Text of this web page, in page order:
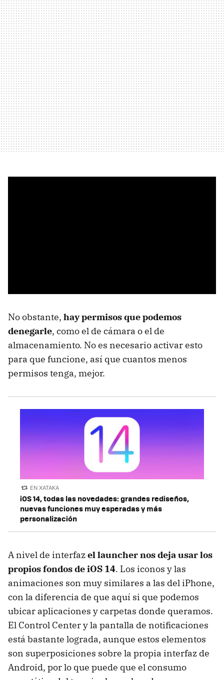
No obstante, hay permisos que podemos
denegarle, como el de cámara o el de
almacenamiento. No es necesario activar esto
para que funcione, así que cuantos menos
permisos tenga, mejor.
EN XATAKA
iOS 14, todas las novedades: grandes rediseños,
nuevas funciones muy esperadas y más
personalización
A nivel de interfazel launcher nos deja usar los
propios fondos de iOS 14. Los iconos y las
animaciones son muy similares a las del iPhone,
con la diferencia de que aquí si que podemos
ubicar aplicaciones y carpetas donde queramos.
El Control Center y la pantalla de notificaciones
está bastante lograda, aunque estos elementos
son superposiciones sobre la propia interfaz de
Android, por lo que puede que el consumo